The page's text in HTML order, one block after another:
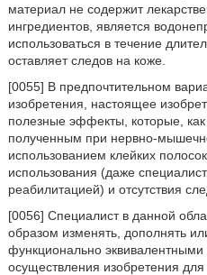
материал не содержит
ингредиентов, является
использоваться в течение
оставляет следов на коже.
[0055] В предпочтительном
изобретения, настоящее
полезные эффекты, которые,
полученным при нервно-
использованием клейких
использования (даже
реабилитацией) и отсутствия
[0056] Специалист в данной
образом изменять, дополнять
функционально эквивалентными
осуществления изобретения